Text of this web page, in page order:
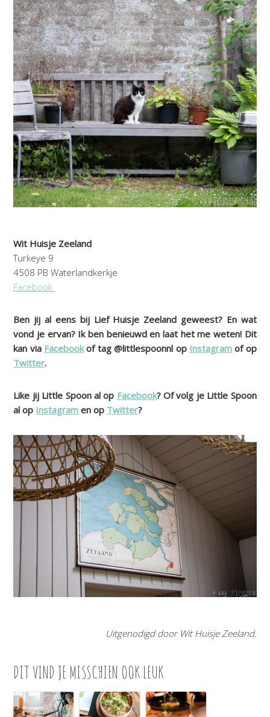
Wit Huisje Zeeland
Turkeye 9
4508 PB Waterlandkerkje
Facebook
Ben jij al eens bij Lief Huisje Zeeland geweest? En wat
vond je ervan? Ik ben benieuwd en laat het me weten! Dit
kan via Facebookof tag @littlespoonnl op Instagramof op
Twitter.
Like jij Little Spoon al op Facebook? Of volg je Little Spoon
al op Instagram en op Twitter?
Uitgenodigd door Wit Huisje Zeeland.
DIT VIND JE MISSCHIEN OOK LEUK